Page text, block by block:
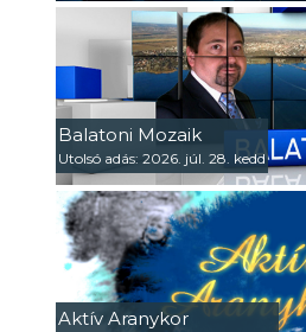
Balatoni Mozaik
Utolsó adás: 2026. júl. 28. kedd
Aktív Aranykor